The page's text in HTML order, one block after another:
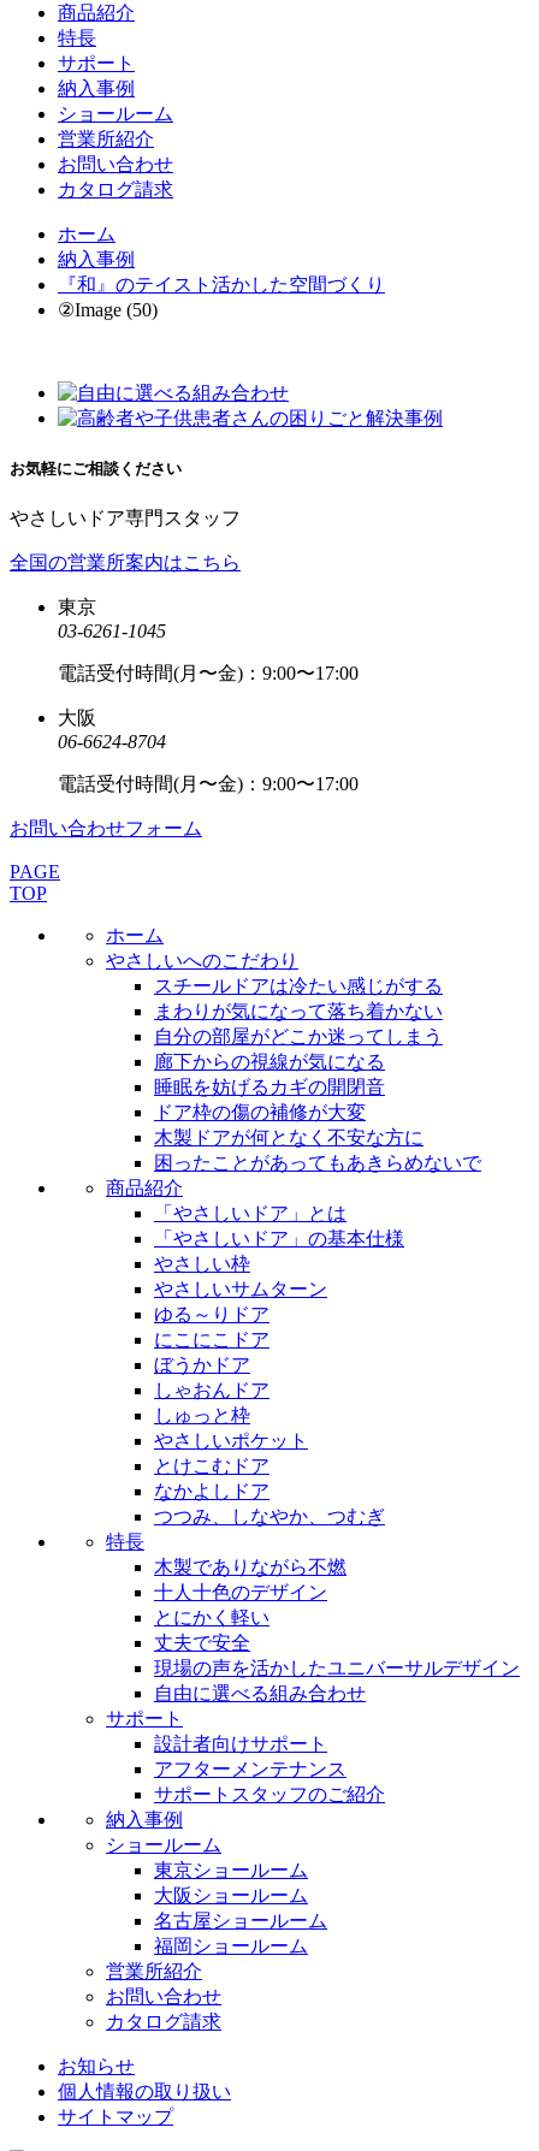
商品紹介
特長
サポート
納入事例
ショールーム
営業所紹介
お問い合わせ
カタログ請求
ホーム
納入事例
『和』のテイスト活かした空間づくり
②Image (50)
お気軽にご相談ください
やさしいドア専門スタッフ
全国の営業所案内はこちら
東京
03-6261-1045
電話受付時間(月〜金)：9:00〜17:00
大阪
06-6624-8704
電話受付時間(月〜金)：9:00〜17:00
お問い合わせフォーム
PAGE
TOP
ホーム
やさしいへのこだわり
スチールドアは冷たい感じがする
まわりが気になって落ち着かない
自分の部屋がどこか迷ってしまう
廊下からの視線が気になる
睡眠を妨げるカギの開閉音
ドア枠の傷の補修が大変
木製ドアが何となく不安な方に
困ったことがあってもあきらめないで
商品紹介
「やさしいドア」とは
「やさしいドア」の基本仕様
やさしい枠
やさしいサムターン
ゆる～りドア
にこにこドア
ぼうかドア
しゃおんドア
しゅっと枠
やさしいポケット
とけこむドア
なかよしドア
つつみ、しなやか、つむぎ
特長
木製でありながら不燃
十人十色のデザイン
とにかく軽い
丈夫で安全
現場の声を活かしたユニバーサルデザイン
自由に選べる組み合わせ
サポート
設計者向けサポート
アフターメンテナンス
サポートスタッフのご紹介
納入事例
ショールーム
東京ショールーム
大阪ショールーム
名古屋ショールーム
福岡ショールーム
営業所紹介
お問い合わせ
カタログ請求
お知らせ
個人情報の取り扱い
サイトマップ